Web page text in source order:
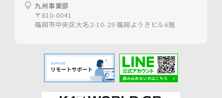
九州事業部
〒810-0041
福岡市中央区大名2-10-29 福岡ようきビル6階